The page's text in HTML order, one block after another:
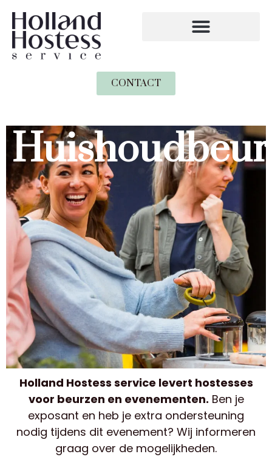
CONTACT
Holland Hostess service levert hostesses
voor beurzen en evenementen. Ben je
exposant en heb je extra ondersteuning
nodig tijdens dit evenement? Wij informeren
graag over de mogelijkheden.